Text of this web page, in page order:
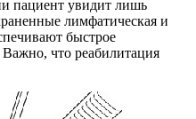
пациент увидит лишь
лимфатическая и
быстрое
Важно, что реабилитация